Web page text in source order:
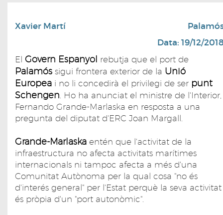
Xavier Martí
Data: 19/12/
El Govern Espanyol rebutja que el port de
Palamós sigui frontera exterior de la Unió
Europea i no li concedirà el privilegi de ser punt
Schengen. Ho ha anunciat el ministre de l'Interior,
Fernando Grande-Marlaska en resposta a una
pregunta del diputat d'ERC Joan Margall.
Grande-Marlaska entén que l'activitat de la
infraestructura no afecta activitats marítimes
internacionals ni tampoc afecta a més d'una
Comunitat Autònoma per la qual cosa "no és
d'interés general" per l'Estat perquè la seva activitat
és pròpia d'un "port autonòmic".